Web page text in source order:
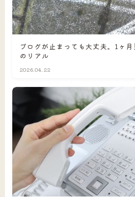
ブログが止まっても大丈夫。1ヶ
のリアル
2026.04.22